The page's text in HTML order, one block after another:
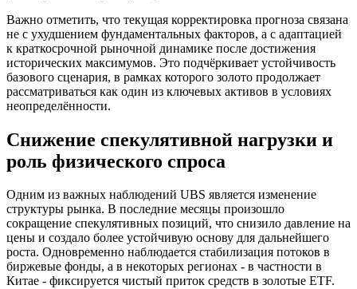
Важно отметить, что текущая корректировка прогноза связана
не с ухудшением фундаментальных факторов, а с адаптацией
к краткосрочной рыночной динамике после достижения
исторических максимумов. Это подчёркивает устойчивость
базового сценария, в рамках которого золото продолжает
рассматриваться как один из ключевых активов в условиях
неопределённости.
Снижение спекулятивной нагрузки и
роль физического спроса
Одним из важных наблюдений UBS является изменение
структуры рынка. В последние месяцы произошло
сокращение спекулятивных позиций, что снизило давление на
цены и создало более устойчивую основу для дальнейшего
роста. Одновременно наблюдается стабилизация потоков в
биржевые фонды, а в некоторых регионах - в частности в
Китае - фиксируется чистый приток средств в золотые ETF.